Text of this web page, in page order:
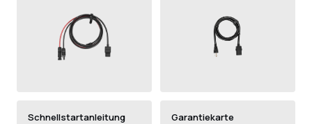
Schnellstartanleitung Garantiekarte